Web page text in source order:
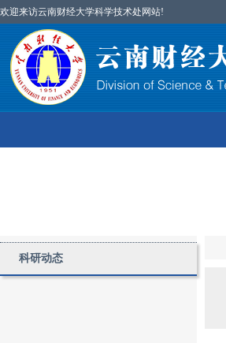
欢迎来访云南财经大学科学技术处网站!
科研动态